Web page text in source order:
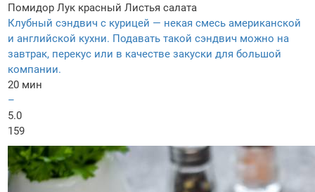
Помидор Лук красный Листья салата
Клубный сэндвич с курицей — некая смесь американской
и английской кухни. Подавать такой сэндвич можно на
завтрак, перекус или в качестве закуски для большой
компании.
20 мин
–
5.0
159